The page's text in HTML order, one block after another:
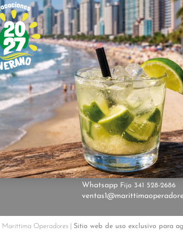
SEPTIEMBRE
SALIDAS.
26 de
SEPTIEMBRE
30 AÑOS DE
COMO
CÁLIDO Y
CONTACTANOS
Rioja 1023 | Piso 1 Of. 1 |
Marittimadifusion
+549
Whatsapp Fijo 341 528-2686
Operadores | Sitio web de uso exclusivo para